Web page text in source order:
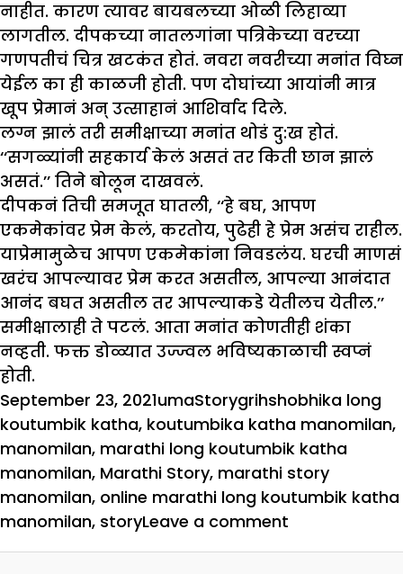
नाहीत. कारण त्यावर बायबलच्या ओळी लिहाव्या
लागतील. दीपकच्या नातलगांना पत्रिकेच्या वरच्या
गणपतीचं चित्र खटकंत होतं. नवरा नवरीच्या मनांत विघ्न
येईल का ही काळजी होती. पण दोघांच्या आयांनी मात्र
खूप प्रेमानं अन् उत्साहानं आशिर्वाद दिले.
लग्न झालं तरी समीक्षाच्या मनांत थोडं दु:ख होतं.
‘‘सगळ्यांनी सहकार्य केलं असतं तर किती छान झालं
असतं.’’ तिने बोलून दाखवलं.
दीपकनं तिची समजूत घातली, ‘‘हे बघ, आपण
एकमेकांवर प्रेम केलं, करतोय, पुढेही हे प्रेम असंच राहील.
याप्रेमामुळेच आपण एकमेकांना निवडलंय. घरची माणसं
खरंच आपल्यावर प्रेम करत असतील, आपल्या आनंदात
आनंद बघत असतील तर आपल्याकडे येतीलच येतील.’’
समीक्षालाही ते पटलं. आता मनांत कोणतीही शंका
नव्हती. फक्त डोळ्यात उज्ज्वल भविष्यकाळाची स्वप्नं
होती.
Posted
on
September 23, 2021Author
umaCategories
StoryTags
grihshobhika long
koutumbik katha, koutumbika katha manomilan,
manomilan, marathi long koutumbik katha
manomilan, Marathi Story, marathi story
manomilan, online marathi long koutumbik katha
manomilan, storyLeave a comment